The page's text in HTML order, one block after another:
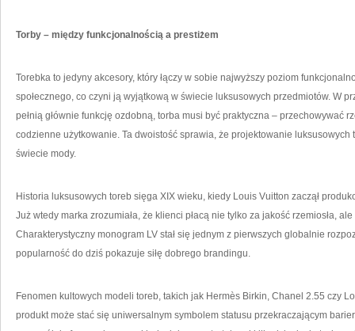
Torby – między funkcjonalnością a prestiżem
Torebka to jedyny akcesory, który łączy w sobie najwyższy poziom
społecznego, co czyni ją wyjątkową w świecie luksusowych przedmiotów. W
pełnią głównie funkcję ozdobną, torba musi być praktyczna – przechowywać
codzienne użytkowanie. Ta dwoistość sprawia, że projektowanie
świecie mody.
Historia luksusowych toreb sięga XIX wieku, kiedy Louis Vuitton zaczął
Już wtedy marka zrozumiała, że klienci płacą nie tylko za jakość rzemiosła,
Charakterystyczny monogram LV stał się jednym z pierwszych globalnie
popularność do dziś pokazuje siłę dobrego brandingu.
Fenomen kultowych modeli toreb, takich jak Hermès Birkin, Chanel 2.55 czy
produkt może stać się uniwersalnym symbolem statusu przekraczającym